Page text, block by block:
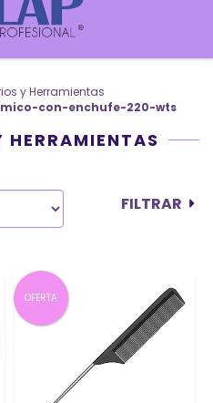
y Herramientas
con-enchufe-220-wts
FILTRAR
OFERTA